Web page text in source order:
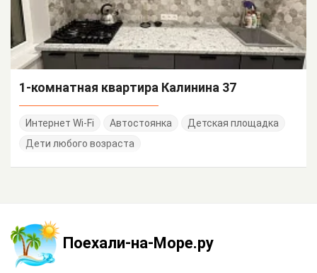
1-комнатная квартира Калинина 37
Интернет Wi-Fi Автостоянка
Детская площадка
Дети любого возраста
Поехали-на-Море.ру